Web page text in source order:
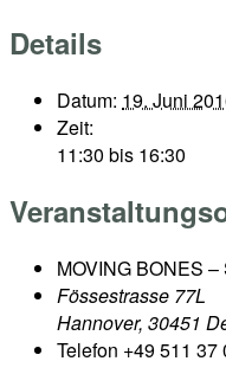
Details
Datum: 19. Juni
Zeit:
11:30 bis 16:30
MOVING BONES
Fössestrasse 77L
Hannover, 30451
Telefon +49 511 37